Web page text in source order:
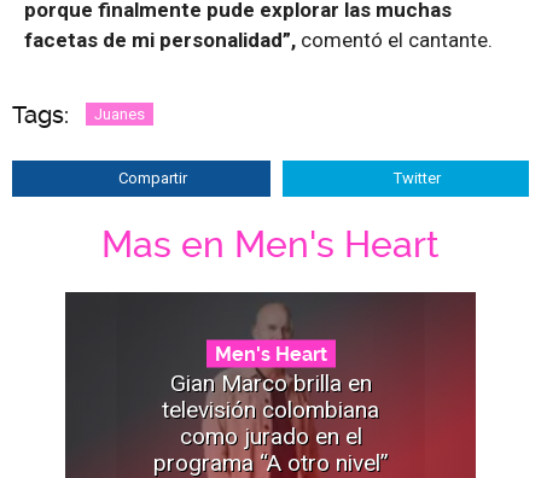
porque finalmente pude explorar las muchas
facetas de mi personalidad”, comentó el cantante.
Tags: Juanes
Compartir Twitter
Mas en Men's Heart
Men's Heart
Gian Marco brilla en
televisión colombiana
como jurado en el
programa “A otro nivel”